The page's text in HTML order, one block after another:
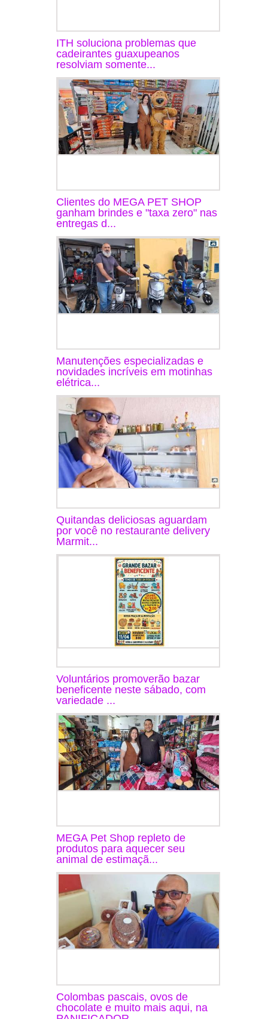
ITH soluciona problemas que
cadeirantes guaxupeanos
resolviam somente...
Clientes do MEGA PET SHOP
ganham brindes e "taxa zero" nas
entregas d...
Manutenções especializadas e
novidades incríveis em motinhas
elétrica...
Quitandas deliciosas aguardam
por você no restaurante delivery
Marmit...
Voluntários promoverão bazar
beneficente neste sábado, com
variedade ...
MEGA Pet Shop repleto de
produtos para aquecer seu
animal de estimaçã...
Colombas pascais, ovos de
chocolate e muito mais aqui, na